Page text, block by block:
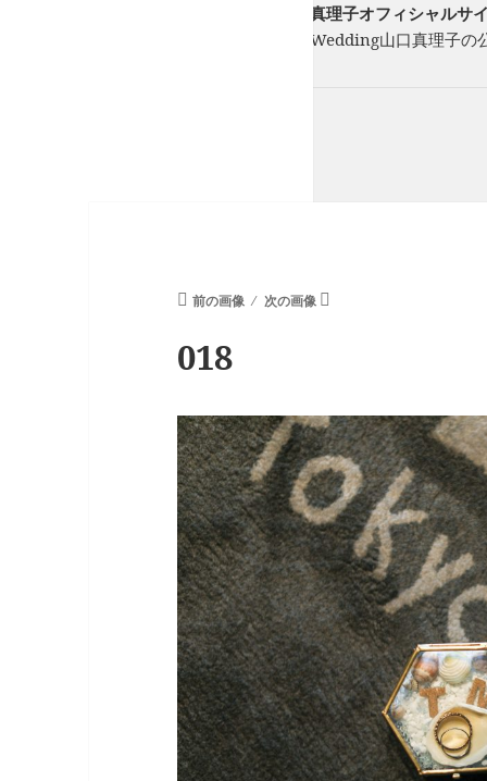
フリーランスウエディングプランナー山口真理子オフィシャル
フリーのウエディングプランナーStory of Wedding山口真理子
前の画像 次の画像
018